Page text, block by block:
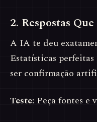
2. Respostas
A IA te deu
Estatísticas
ser confirmação
Teste: Peça fontes e